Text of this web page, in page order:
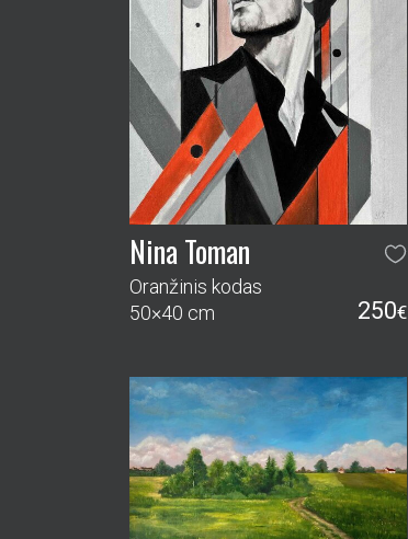
Nina Toman
Oranžinis kodas
50×40 cm
250
Nina Toman
Takas namo
70×100 cm
625€